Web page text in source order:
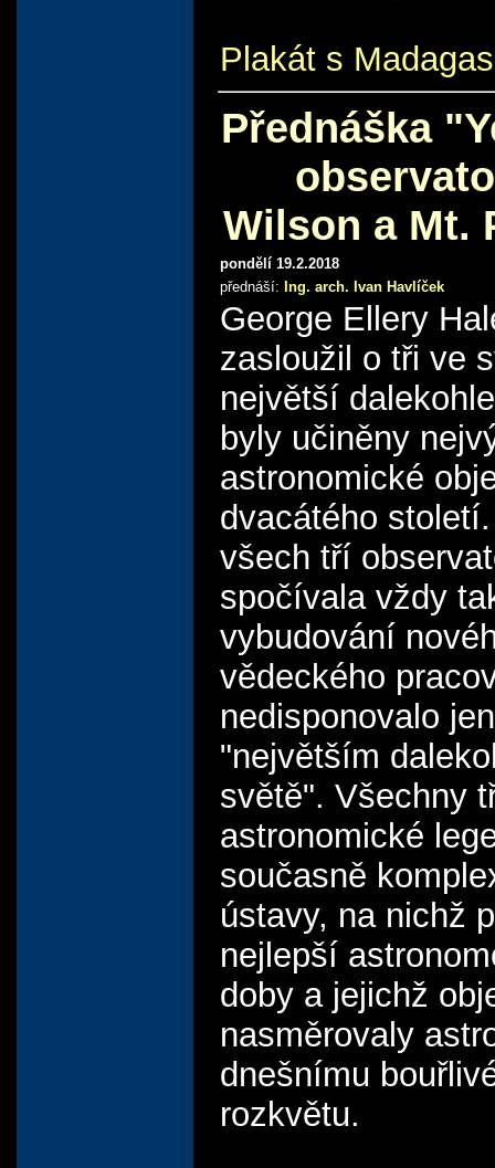
Plakát s
Přednáška
Wilson a Mt.
pondělí 19.2.2018
přednáší: Ing. arch. Ivan Havlíček
George Ellery
zasloužil o tři ve
největší
byly učiněny
astronomické
dvacátého
všech tří
spočívala vždy
vybudování
vědeckého
nedisponovalo
"největším
světě". Všechny
astronomické
současně
ústavy, na nichž
nejlepší
doby a jejichž
nasměrovaly
dnešnímu
rozkvětu.